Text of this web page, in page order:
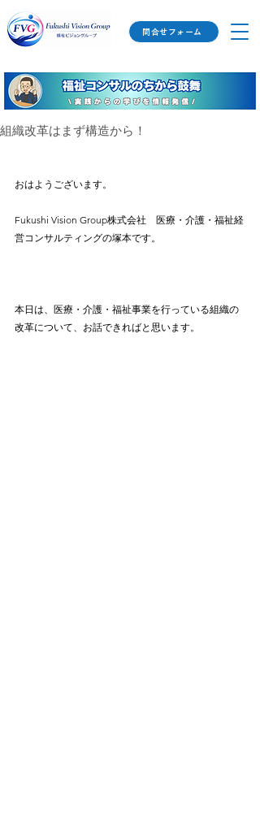
問合せフォーム
組織改革はまず構造から！
おはようございます。
Fukushi Vision Group株式会社　医療・介護・福祉経
営コンサルティングの塚本です。
本日は、医療・介護・福祉事業を行っている組織の
改革について、お話できればと思います。